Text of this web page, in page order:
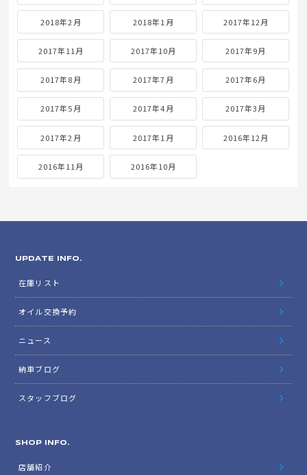
2018年2月 2018年1月 2017年12月
2017年11月 2017年10月 2017年9月
2017年8月 2017年7月 2017年6月
2017年5月 2017年4月 2017年3月
2017年2月 2017年1月 2016年12月
2016年11月 2016年10月
UPDATE INFO.
在庫リスト
オイル交換予約
ニュース
納車ブログ
スタッフブログ
SHOP INFO.
店舗紹介